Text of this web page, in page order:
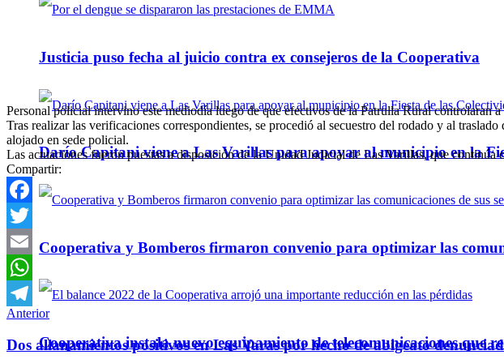
Justicia puso fecha al juicio contra ex consejeros de la Cooperativa
Darío Capitani viene a Las Varillas para apoyar al municipio en la
Cooperativa y Bomberos firmaron convenio para optimizar las
Cooperativa instala nuevo equipamiento de telecomunicaciones que
Personal policial intervino este mediodía luego de que efectivos de la Patrulla Rural controlaran
Tras realizar las verificaciones correspondientes, se procedió al secuestro del rodado y al
alojado en sede policial.
Las actuaciones fueron puestas a disposición de la Unidad Judicial de Las Varillas, que continúa
Compartir:
Facebook
Twitter
Email
WhatsApp
Telegram
Anterior
Dos allanamientos positivos en Las Varas por hecho de abigeato